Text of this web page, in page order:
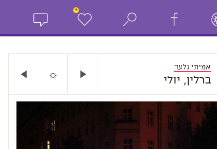
+
אמיתי גלעד
ברלין, יולי ☼